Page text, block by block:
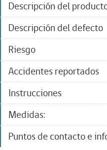
Descripción del
Descripción del defecto
Riesgo
Accidentes reportados
Instrucciones
Medidas:
Puntos de contacto e